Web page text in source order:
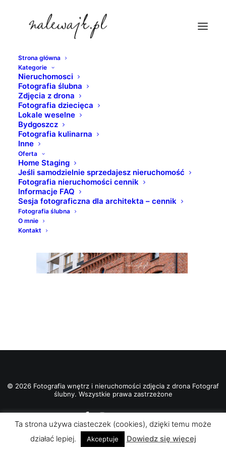
Strona główna
Kategorie
Nieruchomosci
Fotografia ślubna
Zdjęcia z drona
Fotografia dziecięca
Lokale weselne
Bydgoszcz
Fotografia kulinarna
Inne
Oferta
Home Staging
Jeśli samodzielnie sprzedajesz nieruchomość
Fotografia nieruchomości cennik
Informacje FAQ
Sesja fotograficzna dla architekta – cennik
Fotografia ślubna
O mnie
Kontakt
bydgoszcz-deweloper
Strona Główna
Fotografie dla deweloperów
© 2026 Fotografia wnętrz i nieruchomości zdjęcia z drona Fotograf
ślubny. Wszystkie prawa zastrzeżone
Ta strona używa ciasteczek (cookies), dzięki temu może
działać lepiej.
Akceptuje Dowiedz się więcej